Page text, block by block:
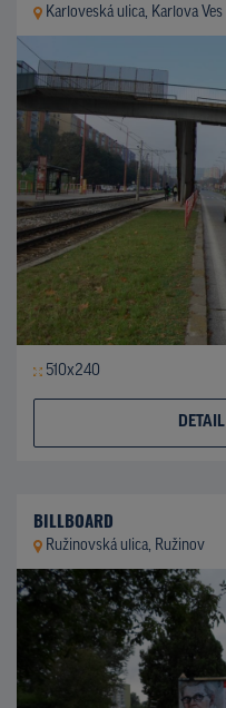
Karloveská ulica, Karlova Ves
510x240
DETAIL
BILLBOARD
Ružinovská ulica, Ružinov